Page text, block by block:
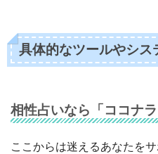
具体的なツールやシス
相性占いなら「ココナラ
ここからは迷えるあなたを